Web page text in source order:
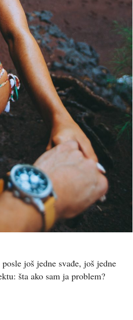
još jedne svađe, još jedne
šta ako sam ja problem?